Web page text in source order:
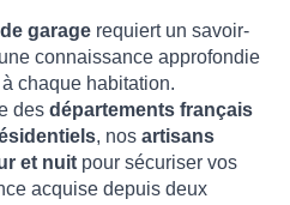
garage requiert un savoir-
connaissance approfondie
chaque habitation.
des départements français
, nos artisans
et nuit pour sécuriser vos
acquise depuis deux